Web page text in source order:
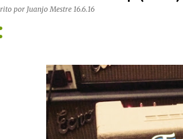
por Juanjo Mestre 16.6.16